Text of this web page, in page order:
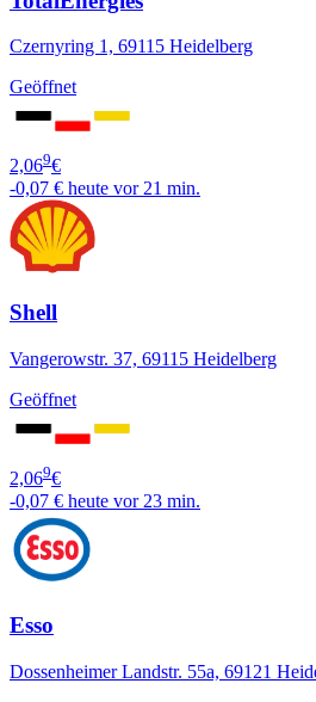
Czernyring 1, 69115 Heidelberg
Geöffnet
2,069€
-0,07 € heute vor 21 min.
Shell
Vangerowstr. 37, 69115 Heidelberg
Geöffnet
2,069€
-0,07 € heute vor 23 min.
Esso
Dossenheimer Landstr. 55a, 69121